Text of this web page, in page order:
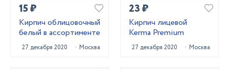
15 ₽
Кирпич облицовочный
белый в ассортименте
27 декабря 2020 Москва
23 ₽
Кирпич лицевой
Kerma Premium
27 декабря 2020 Москва